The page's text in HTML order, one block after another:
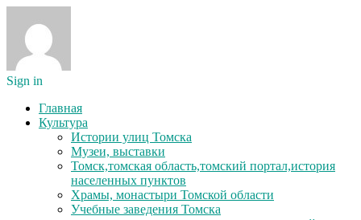
Sign in
Главная
Культура
Истории улиц Томска
Музеи, выставки
Томск,томская область,томский портал,история
населенных пунктов
Храмы, монастыри Томской области
Учебные заведения Томска